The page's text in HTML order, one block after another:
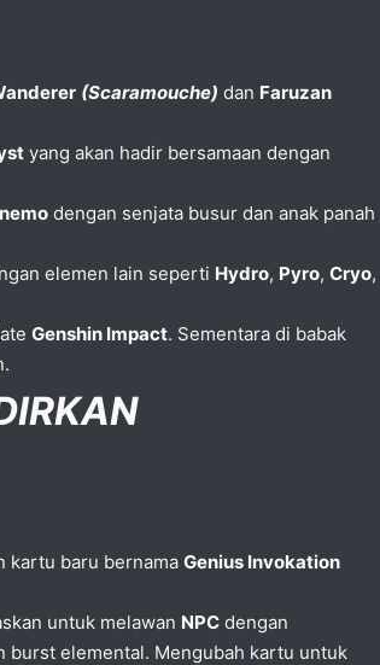
(Scaramouche) dan Faruzan
yang akan hadir bersamaan dengan
dengan senjata busur dan anak panah
elemen lain seperti Hydro, Pyro, Cryo,
Genshin Impact. Sementara di babak
kartu baru bernama Genius Invokation
untuk melawan NPC dengan
burst elemental. Mengubah kartu untuk